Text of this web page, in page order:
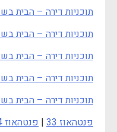
תוכניות דירה – הבית
תוכניות דירה – הבית
תוכניות דירה – הבית
תוכניות דירה – הבית
תוכניות דירה – הבית
פנטהאוז 33
| פנטהאוז 34